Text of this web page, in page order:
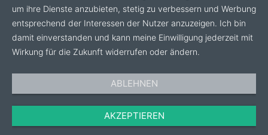
um ihre Dienste anzubieten, stetig zu verbessern und Werbung
entsprechend der Interessen der Nutzer anzuzeigen. Ich bin
damit einverstanden und kann meine Einwilligung jederzeit mit
Wirkung für die Zukunft widerrufen oder ändern.
ABLEHNEN
AKZEPTIEREN